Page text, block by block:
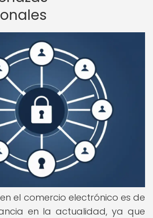
el comercio electrónico es de
en la actualidad, ya que